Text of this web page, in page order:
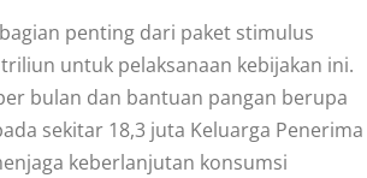
penting dari paket stimulus
untuk pelaksanaan kebijakan ini.
bulan dan bantuan pangan berupa
sekitar 18,3 juta Keluarga Penerima
keberlanjutan konsumsi